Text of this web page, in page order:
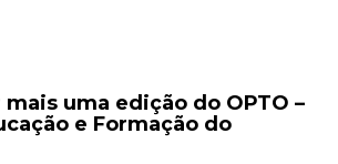
mais uma edição do OPTO –
e Formação do